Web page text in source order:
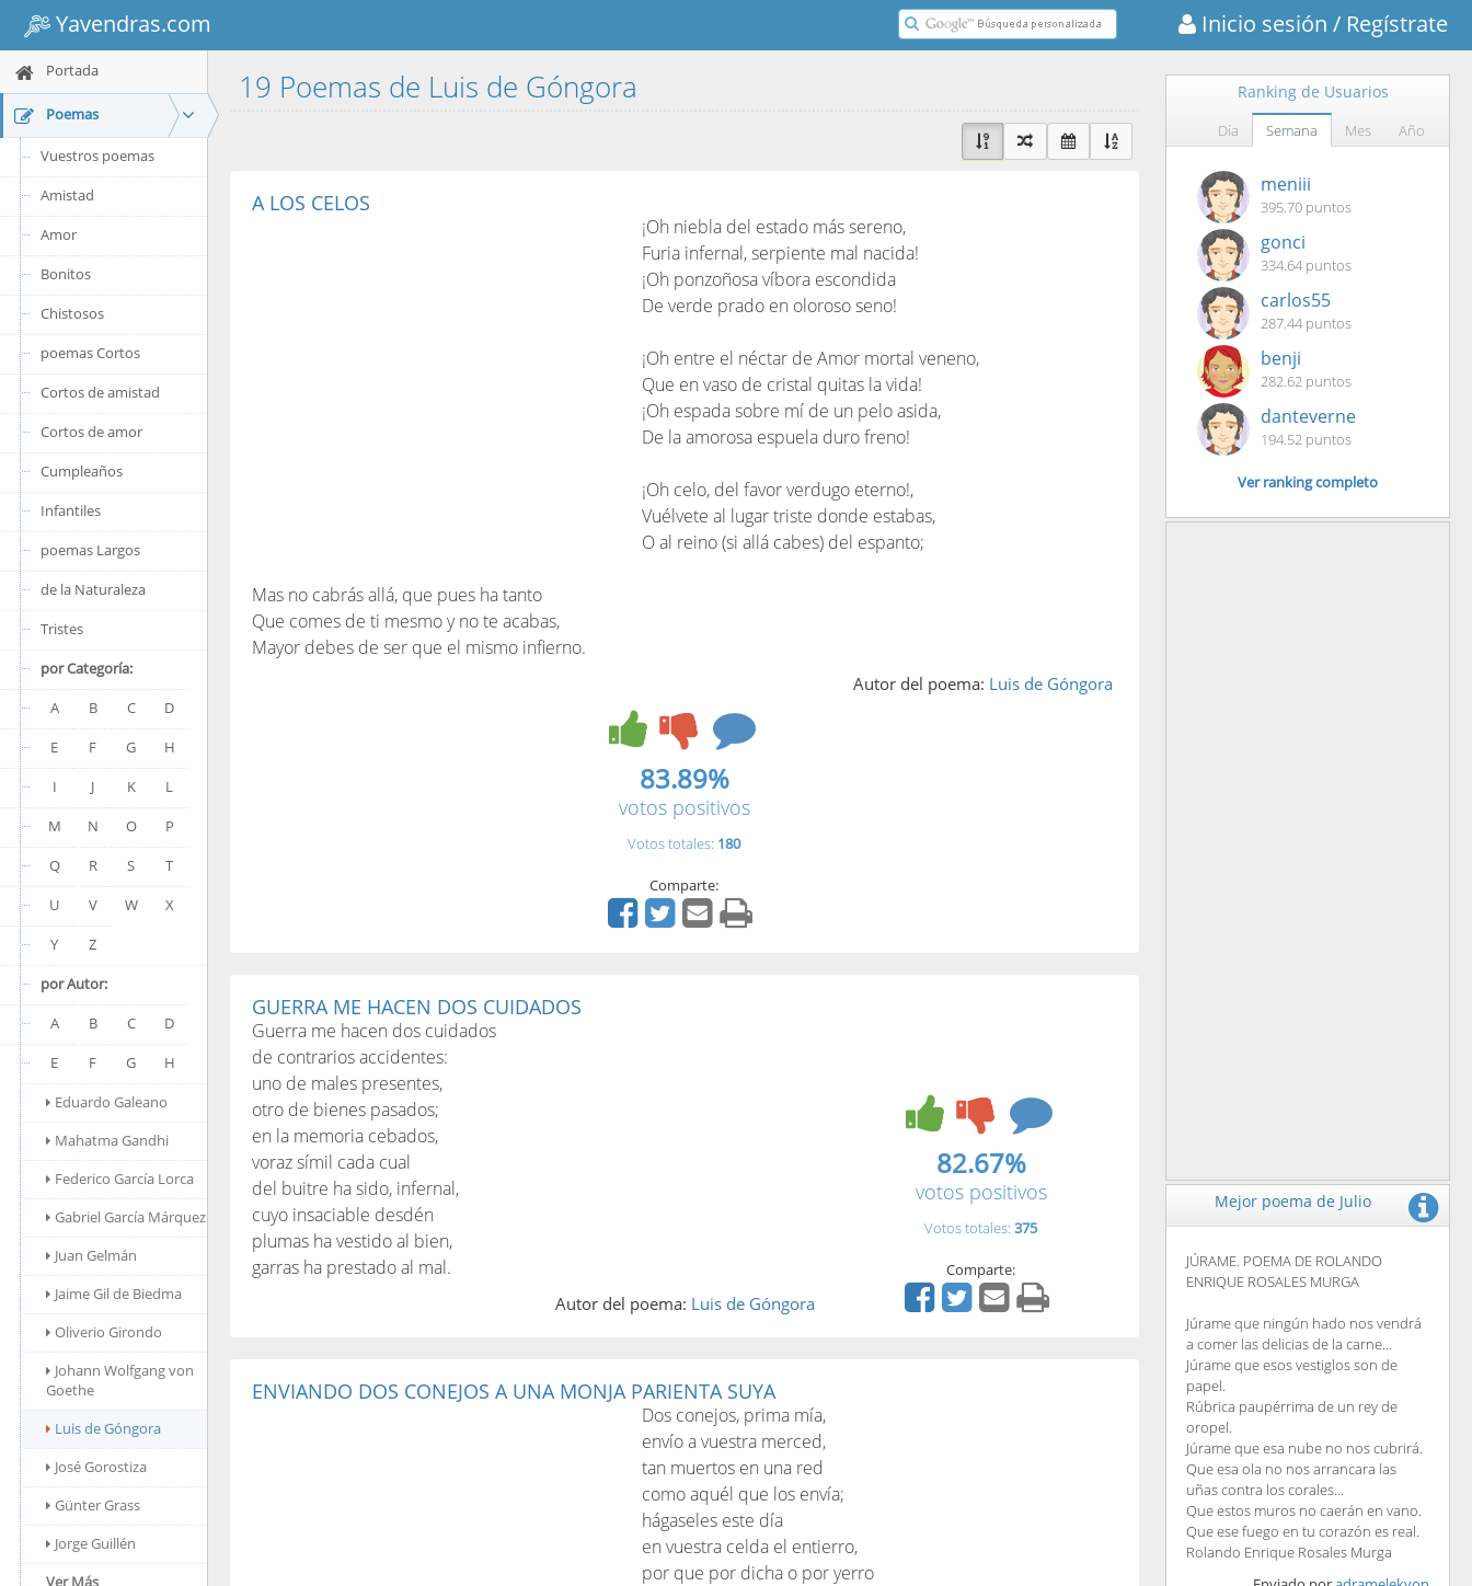
Yavendras.com Inicio sesión / Regístrate
Portada
Poemas
Vuestros poemas
Amistad
Amor
Bonitos
Chistosos
poemas Cortos
Cortos de amistad
Cortos de amor
Cumpleaños
Infantiles
poemas Largos
de la Naturaleza
Tristes
por Categoría:
A
B C
D
E
F G
H
I
J K
L
M
N O
P
Q
R S
T
U
V W
X
Y
Z
por Autor:
A
B C
D
E
F G
H
Eduardo Galeano
Mahatma Gandhi
Federico García Lorca
Gabriel García Márquez
Juan Gelmán
Jaime Gil de Biedma
Oliverio Girondo
Johann Wolfgang von
Goethe
Luis de Góngora
José Gorostiza
Günter Grass
Jorge Guillén
Ver Más
19 Poemas de Luis de Góngora
A LOS CELOS
¡Oh niebla del estado más sereno,
Furia infernal, serpiente mal nacida!
¡Oh ponzoñosa víbora escondida
De verde prado en oloroso seno!
¡Oh entre el néctar de Amor mortal veneno,
Que en vaso de cristal quitas la vida!
¡Oh espada sobre mí de un pelo asida,
De la amorosa espuela duro freno!
¡Oh celo, del favor verdugo eterno!,
Vuélvete al lugar triste donde estabas,
O al reino (si allá cabes) del espanto;
Mas no cabrás allá, que pues ha tanto
Que comes de ti mesmo y no te acabas,
Mayor debes de ser que el mismo infierno.
Autor del poema: Luis de Góngora
83.89%
votos positivos
Votos totales: 180
Comparte:
GUERRA ME HACEN DOS CUIDADOS
Guerra me hacen dos cuidados
de contrarios accidentes:
uno de males presentes,
otro de bienes pasados;
en la memoria cebados,
voraz símil cada cual
del buitre ha sido, infernal,
cuyo insaciable desdén
plumas ha vestido al bien,
garras ha prestado al mal.
Autor del poema: Luis de Góngora
82.67%
votos positivos
Votos totales: 375
Comparte:
ENVIANDO DOS CONEJOS A UNA MONJA PARIENTA SUYA
Dos conejos, prima mía,
envío a vuestra merced,
tan muertos en una red
como aquél que los envía;
hágaseles este día
en vuestra celda el entierro,
por que por dicha o por yerro
Ranking de Usuarios
Día Semana Mes Año
meniii
395.70 puntos
gonci
334.64 puntos
carlos55
287.44 puntos
benji
282.62 puntos
danteverne
194.52 puntos
Ver ranking completo
Mejor poema de Julio
JÚRAME. POEMA DE ROLANDO
ENRIQUE ROSALES MURGA
Júrame que ningún hado nos vendrá
a comer las delicias de la carne...
Júrame que esos vestiglos son de
papel.
Rúbrica paupérrima de un rey de
oropel.
Júrame que esa nube no nos cubrirá.
Que esa ola no nos arrancara las
uñas contra los corales...
Que estos muros no caerán en vano.
Que ese fuego en tu corazón es real.
Rolando Enrique Rosales Murga